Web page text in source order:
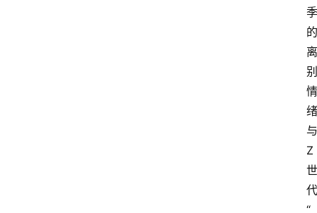
季
的
离
别
情
绪
与
Z
世
代
“